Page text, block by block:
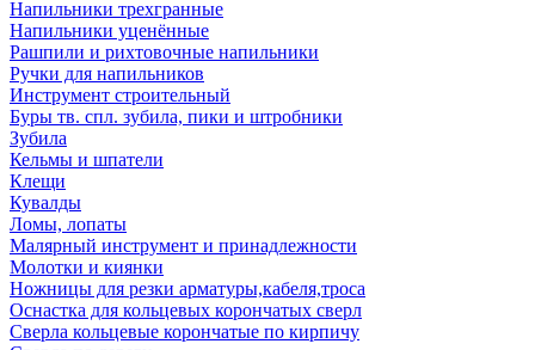
Напильники трехгранные
Напильники уценённые
Рашпили и рихтовочные напильники
Ручки для напильников
Инструмент строительный
Буры тв. спл. зубила, пики и штробники
Зубила
Кельмы и шпатели
Клещи
Кувалды
Ломы, лопаты
Малярный инструмент и принадлежности
Молотки и киянки
Ножницы для резки арматуры,кабеля,троса
Оснастка для кольцевых корончатых сверл
Сверла кольцевые корончатые по кирпичу